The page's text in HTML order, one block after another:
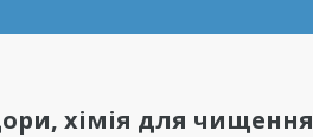
хімія для чищення